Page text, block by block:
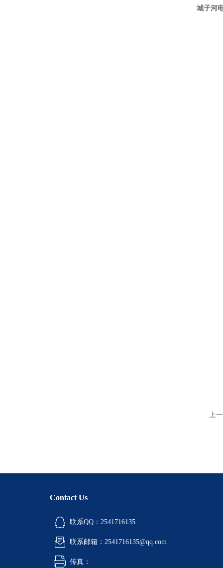
城子河
上
Contact Us
联系QQ：2541716135
联系邮箱：2541716135@qq.com
传真：